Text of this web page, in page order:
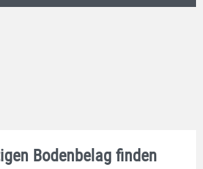
Bodenbelag finden